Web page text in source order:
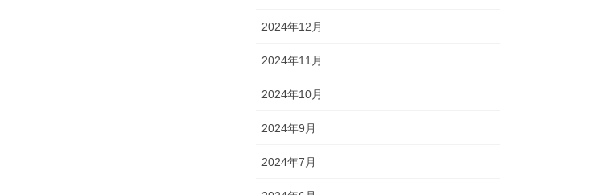
2024年12月
2024年11月
2024年10月
2024年9月
2024年7月